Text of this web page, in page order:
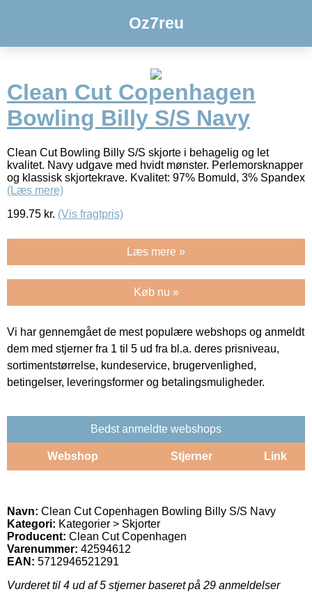
Oz7reu
Clean Cut Copenhagen
Bowling Billy S/S Navy
Clean Cut Bowling Billy S/S skjorte i behagelig og let
kvalitet. Navy udgave med hvidt mønster. Perlemorsknapper
og klassisk skjortekrave. Kvalitet: 97% Bomuld, 3% Spandex
(Læs mere)
199.75 kr. (Vis fragtpris)
Læs mere »
Køb nu »
Vi har gennemgået de mest populære webshops og anmeldt
dem med stjerner fra 1 til 5 ud fra bl.a. deres prisniveau,
sortimentstørrelse, kundeservice, brugervenlighed,
betingelser, leveringsformer og betalingsmuligheder.
Bedst anmeldte webshops
Webshop Stjerner Link
Navn: Clean Cut Copenhagen Bowling Billy S/S Navy
Kategori: Kategorier > Skjorter
Producent: Clean Cut Copenhagen
Varenummer: 42594612
EAN: 5712946521291
Vurderet til 4 ud af 5 stjerner baseret på 29 anmeldelser